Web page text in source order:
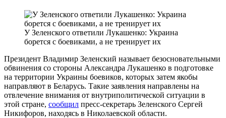
У Зеленского ответили Лукашенко: Украина
борется с боевиками, а не тренирует их
Президент Владимир Зеленский называет безосновательными
обвинения со стороны Александра Лукашенко в подготовке
на территории Украины боевиков, которых затем якобы
направляют в Беларусь. Такие заявления направлены на
отвлечение внимания от внутриполитической ситуации в
этой стране, сообщил пресс-секретарь Зеленского Сергей
Никифоров, находясь в Николаевской области.